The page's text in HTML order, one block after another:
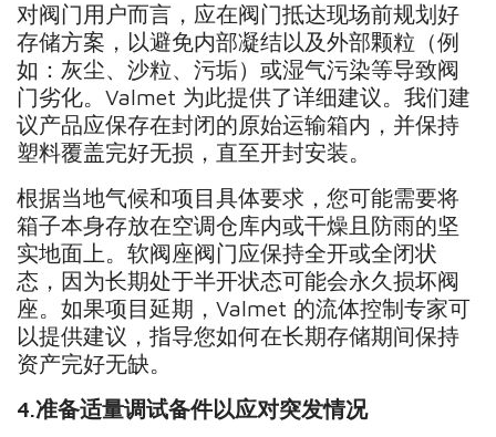
对阀门用户而言，应在阀门抵达现场前规划好
存储方案，以避免内部凝结以及外部颗粒（例
如：灰尘、沙粒、污垢）或湿气污染等导致阀
门劣化。Valmet 为此提供了详细建议。我们建
议产品应保存在封闭的原始运输箱内，并保持
塑料覆盖完好无损，直至开封安装。
根据当地气候和项目具体要求，您可能需要将
箱子本身存放在空调仓库内或干燥且防雨的坚
实地面上。软阀座阀门应保持全开或全闭状
态，因为长期处于半开状态可能会永久损坏阀
座。如果项目延期，Valmet 的流体控制专家可
以提供建议，指导您如何在长期存储期间保持
资产完好无缺。
4.准备适量调试备件以应对突发情况